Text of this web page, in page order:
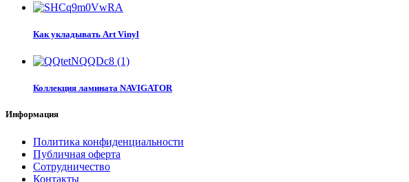
Как укладывать Art Vinyl
Коллекция ламината NAVIGATOR
Информация
Политика конфиденциальности
Публичная оферта
Сотрудничество
Контакты